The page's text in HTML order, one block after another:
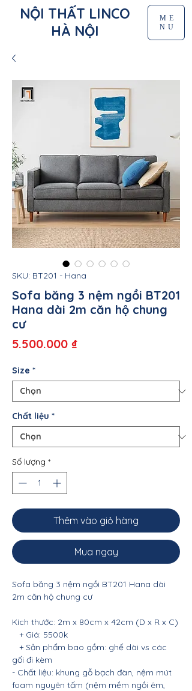
NỘI THẤT LINCO
HÀ NỘI
ME
NU
SKU: BT201 - Hana
Sofa băng 3 nệm ngồi BT201
Hana dài 2m căn hộ chung
cư
5.500.000 ₫Giá
Size *
Chất liệu *
Số lượng *
Thêm vào giỏ hàng
Mua ngay
Sofa băng 3 nệm ngồi BT201 Hana dài
2m căn hộ chung cư
Kích thước: 2m x 80cm x 42cm (D x R x C)
+ Giá: 5500k
+ Sản phẩm bao gồm: ghế dài vs các
gối đi kèm
- Chất liệu: khung gỗ bạch đàn, nệm mút
foam nguyên tấm (nệm mềm ngồi êm,